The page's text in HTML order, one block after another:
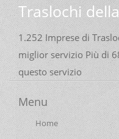
Traslochi
1.252 Imprese di
miglior servizio Più di
questo servizio
Menu
Home